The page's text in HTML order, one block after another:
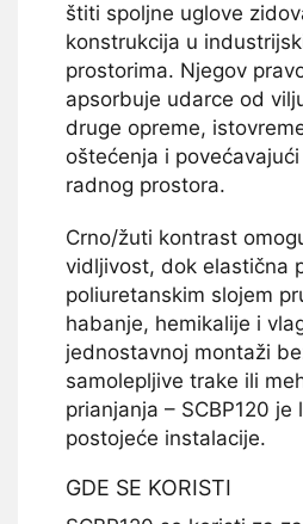
štiti spoljne uglove
konstrukcija u
prostorima. Njegov
apsorbuje udarce od
druge opreme,
oštećenja i
radnog prostora.
Crno/žuti kontrast
vidljivost, dok elastična
poliuretanskim slojem
habanje, hemikalije i
jednostavnoj montaži
samolepljive trake ili
prianjanja – SCBP120
postojeće instalacije.
GDE SE KORISTI